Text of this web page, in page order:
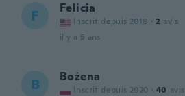
F Felicia
Inscrit depuis 2018 · 2 avis
il y a 5 ans
B Bożena
Inscrit depuis 2020 · 40 avis